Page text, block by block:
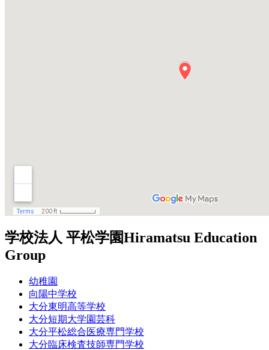
学校法人 平松学園Hiramatsu Education
Group
幼稚園
向陽中学校
大分東明高等学校
大分短期大学園芸科
大分平松総合医療専門学校
大分臨床検査技師専門学校